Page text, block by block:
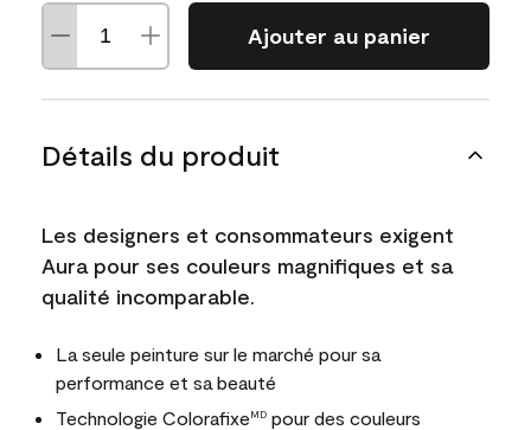
Ajouter au panier
Détails du produit
Les designers et consommateurs exigent
Aura pour ses couleurs magnifiques et sa
qualité incomparable.
La seule peinture sur le marché pour sa
performance et sa beauté
Technologie Colorafixe MD pour des couleurs